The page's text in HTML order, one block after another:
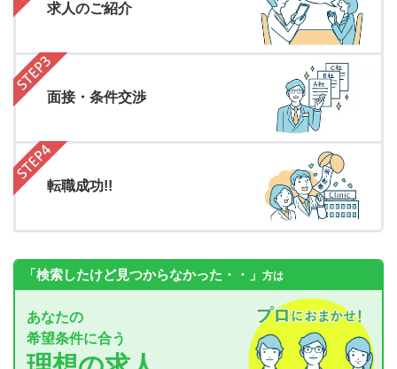
求人のご紹介
面接・条件交渉
転職成功!!
「検索したけど見つからなかった・・」 方は
あなたの
希望条件に合う